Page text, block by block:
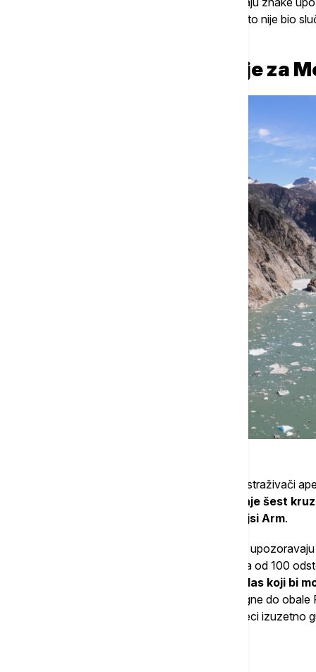
padina polako pomera naniže. Ovog puta to nije bio
Hitne mere i upozorenje za
Zbog ogromne popularnosti ovog fjorda, istraživači
najmanje šest
promeni svoje rute i izbegne fjord Trejsi Arm.
Ove vesti dolaze u trenutku kada naučnici
njihovim procenama, postoji "verovatnoća od 100
Sredozemnom moru formirati veliki talas koji bi
takvom scenariju, cunami bi mogao da stigne do
haos u području koje je tokom letnjih meseci izuzetno